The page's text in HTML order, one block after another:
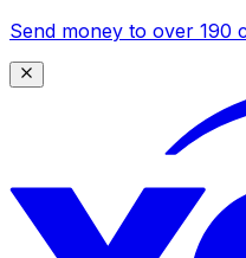
Send money to over 190